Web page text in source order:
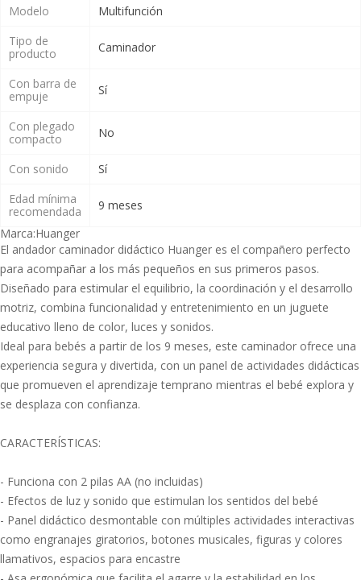
Modelo
Multifunción
Tipo de
producto
Caminador
Con barra de
empuje
Sí
Con plegado
compacto
No
Con sonido
Sí
Edad mínima
recomendada
9 meses
Marca:Huanger
El andador caminador didáctico Huanger es el compañero perfecto
para acompañar a los más pequeños en sus primeros pasos.
Diseñado para estimular el equilibrio, la coordinación y el desarrollo
motriz, combina funcionalidad y entretenimiento en un juguete
educativo lleno de color, luces y sonidos.
Ideal para bebés a partir de los 9 meses, este caminador ofrece una
experiencia segura y divertida, con un panel de actividades didácticas
que promueven el aprendizaje temprano mientras el bebé explora y
se desplaza con confianza.
CARACTERÍSTICAS:
- Funciona con 2 pilas AA (no incluidas)
- Efectos de luz y sonido que estimulan los sentidos del bebé
- Panel didáctico desmontable con múltiples actividades interactivas
como engranajes giratorios, botones musicales, figuras y colores
llamativos, espacios para encastre